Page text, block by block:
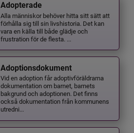
Adopterade
Alla människor behöver hitta sitt sätt att
förhålla sig till sin livshistoria. Det kan
vara en källa till både glädje och
frustration för de flesta. ...
Adoptionsdokument
Vid en adoption får adoptivföräldrarna
dokumentation om barnet, barnets
bakgrund och adoptionen. Det finns
också dokumentation från kommunens
utredni...